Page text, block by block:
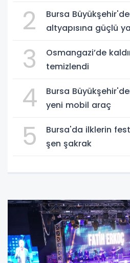
2
Bursa
altyapısına güçlü
3
Osmangazi’de
temizlendi
4
Bursa
yeni mobil araç
5
Bursa'da ilklerin
şen şakrak